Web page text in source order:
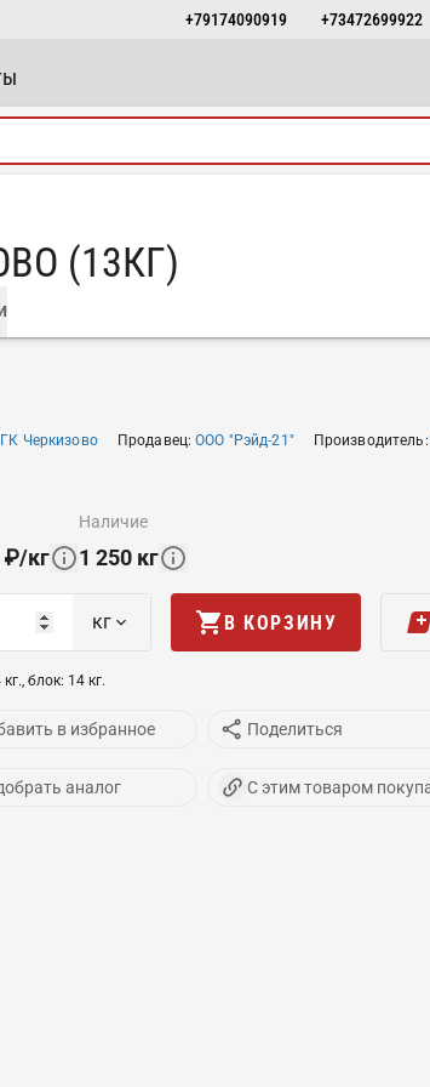
+79174090919 +73472699922
(13КГ)
ГК Черкизово Продавец:ООО "Рэйд-21" Производитель:
₽/кг
наличие
1 250 кг
кг В КОРЗИНУ
кг., блок: 14 кг.
в избранное Поделиться
аналог С этим товаром